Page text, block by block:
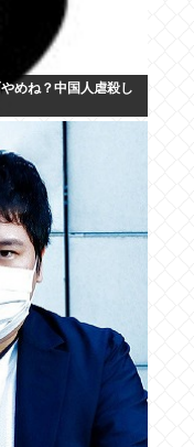
めね？中国人虐殺し